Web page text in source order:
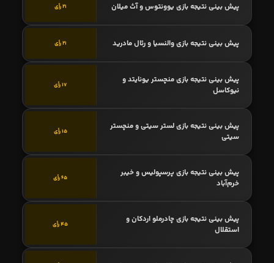
پیش بینی نتیجه بازی یوونتوس و آث میلان 21 رأی
پیش بینی نتیجه بازی والنسیا و رئال مادرید 21 رأی
پیش بینی نتیجه بازی منچستر یونایتد و
نیوکاسل
17 رأی
پیش بینی نتیجه بازی لستر سیتی و منچستر
سیتی
15 رأی
پیش بینی نتیجه بازی پرسپولیس و خیبر
خرم‌آباد
65 رأی
پیش بینی نتیجه بازی چادرملو اردکان و
استقلال
45 رأی